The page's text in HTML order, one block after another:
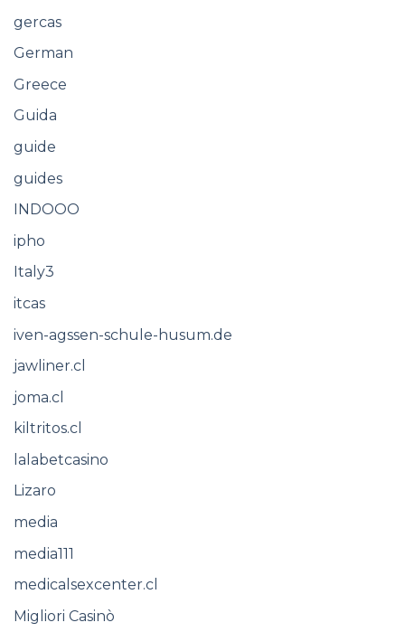
gercas
German
Greece
Guida
guide
guides
INDOOO
ipho
Italy3
itcas
iven-agssen-schule-husum.de
jawliner.cl
joma.cl
kiltritos.cl
lalabetcasino
Lizaro
media
media111
medicalsexcenter.cl
Migliori Casinò